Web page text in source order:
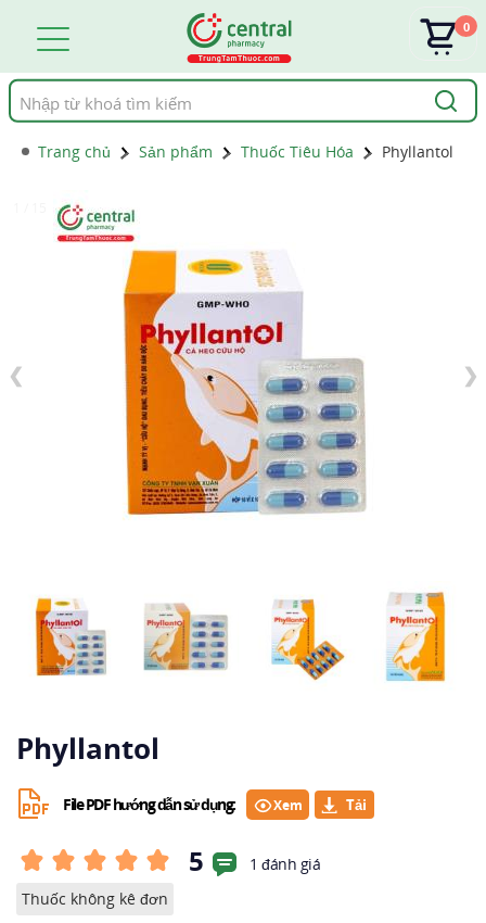
Tìm
kiếm
0
Trang chủ Sản phẩm Thuốc Tiêu Hóa Phyllantol
❮ ❯
Phyllantol
File PDF hướng dẫn sử dụng: Xem
5
1 đánh giá
Thuốc không kê đơn